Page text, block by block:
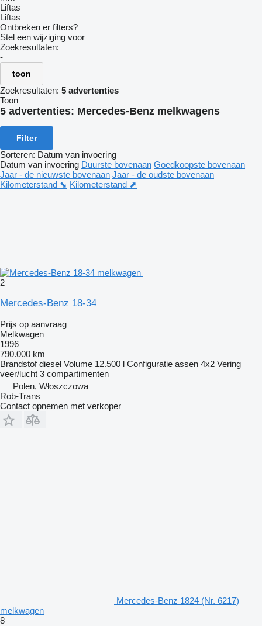
Liftas
Liftas
Ontbreken er filters?
Stel een wijziging voor
Zoekresultaten:
-
toon
Zoekresultaten: 5 advertenties
Toon
5 advertenties: Mercedes-Benz melkwagens
Filter
Sorteren: Datum van invoering
Datum van invoering Duurste bovenaan Goedkoopste bovenaan
Jaar - de nieuwste bovenaan Jaar - de oudste bovenaan
Kilometerstand ⬊ Kilometerstand ⬈
2
Mercedes-Benz 18-34
Prijs op aanvraag
Melkwagen
1996
790.000 km
Brandstof diesel Volume 12.500 l Configuratie assen 4x2 Vering
veer/lucht 3 compartimenten
Polen, Włoszczowa
Rob-Trans
Contact opnemen met verkoper
Mercedes-Benz 1824 (Nr. 6217)
melkwagen
8